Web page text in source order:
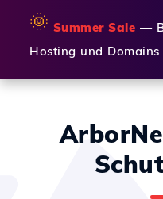
🌞 Summer Sale —
Hosting und Domains